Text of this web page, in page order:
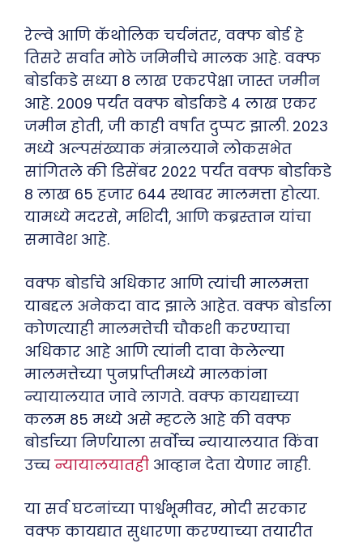
रेल्वे आणि कॅथोलिक चर्चनंतर, वक्फ बोर्ड हे
तिसरे सर्वात मोठे जमिनीचे मालक आहे. वक्फ
बोर्डाकडे सध्या 8 लाख एकरपेक्षा जास्त जमीन
आहे. 2009 पर्यंत वक्फ बोर्डाकडे 4 लाख एकर
जमीन होती, जी काही वर्षांत दुप्पट झाली. 2023
मध्ये अल्पसंख्याक मंत्रालयाने लोकसभेत
सांगितले की डिसेंबर 2022 पर्यंत वक्फ बोर्डाकडे
8 लाख 65 हजार 644 स्थावर मालमत्ता होत्या.
यामध्ये मदरसे, मशिदी, आणि कब्रस्तान यांचा
समावेश आहे.
वक्फ बोर्डाचे अधिकार आणि त्यांची मालमत्ता
याबद्दल अनेकदा वाद झाले आहेत. वक्फ बोर्डाला
कोणत्याही मालमत्तेची चौकशी करण्याचा
अधिकार आहे आणि त्यांनी दावा केलेल्या
मालमत्तेच्या पुनर्प्राप्तीमध्ये मालकांना
न्यायालयात जावे लागते. वक्फ कायद्याच्या
कलम 85 मध्ये असे म्हटले आहे की वक्फ
बोर्डाच्या निर्णयाला सर्वोच्च न्यायालयात किंवा
उच्च न्यायालयातही आव्हान देता येणार नाही.
या सर्व घटनांच्या पार्श्वभूमीवर, मोदी सरकार
वक्फ कायद्यात सुधारणा करण्याच्या तयारीत